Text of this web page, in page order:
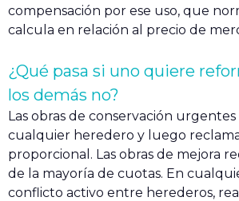
compensación por ese uso, que
calcula en relación al precio de
¿Qué pasa si uno quiere
los demás no?
Las obras de conservación
cualquier heredero y luego
proporcional. Las obras de mejora
de la mayoría de cuotas. En
conflicto activo entre herederos,